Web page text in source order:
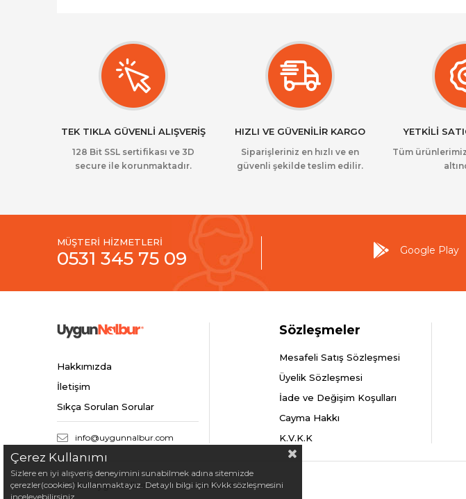
TEK TIKLA GÜVENLİ ALIŞVERİŞ
128 Bit SSL sertifikası ve 3D
secure ile korunmaktadır.
HIZLI VE GÜVENİLİR KARGO
Siparişleriniz en hızlı ve en
güvenli şekilde teslim edilir.
YETKİLİ
Tüm
MÜŞTERİ HİZMETLERİ
0531 345 75 09 Google Play
Hakkımızda
İletişim
Sıkça Sorulan Sorular
info@uygunnalbur.com
Sözleşmeler
Mesafeli Satış Sözleşmesi
Üyelik Sözleşmesi
İade ve Değişim Koşulları
Cayma Hakkı
K.V.K.K
© 2024 Uygunnalbur.com - Tüm Hakları Saklıdır.
Çerez Kullanımı
Sizlere en iyi alışveriş deneyimini sunabilmek adına sitemizde
çerezler(cookies) kullanmaktayız. Detaylı bilgi için Kvkk sözleşmesini
inceleyebilirsiniz.